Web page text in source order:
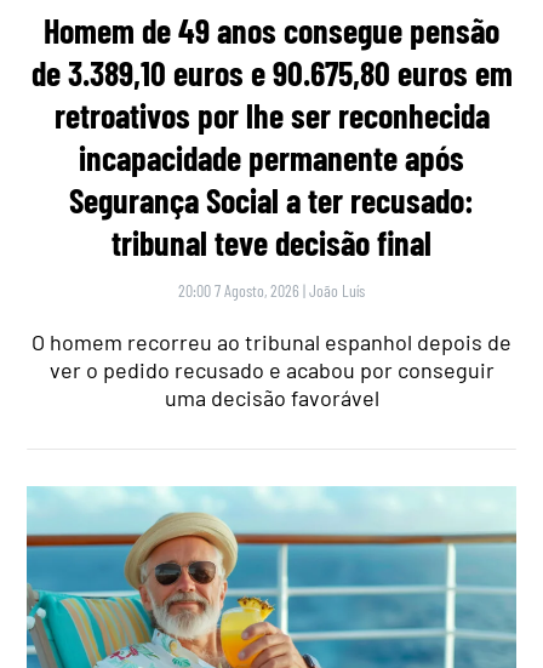
Homem de 49 anos consegue pensão
de 3.389,10 euros e 90.675,80 euros em
retroativos por lhe ser reconhecida
incapacidade permanente após
Segurança Social a ter recusado:
tribunal teve decisão final
20:00 7 Agosto, 2026 |João Luís
O homem recorreu ao tribunal espanhol depois de
ver o pedido recusado e acabou por conseguir
uma decisão favorável